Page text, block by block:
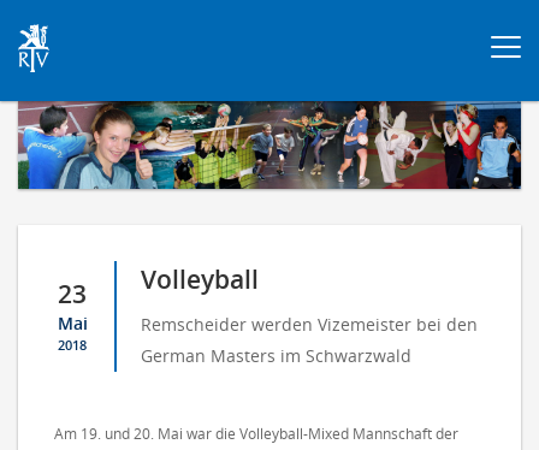
23
Mai
2018
Volleyball
Remscheider werden Vizemeister bei den
German Masters im Schwarzwald
Am 19. und 20. Mai war die Volleyball-Mixed Mannschaft der